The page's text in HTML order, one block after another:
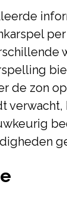
de zon